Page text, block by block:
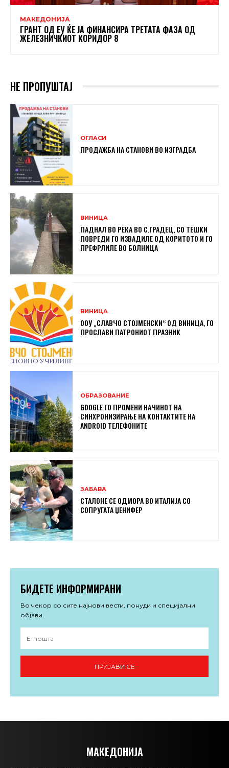
МАКЕДОНИЈА
ГРАНТ ОД ЕУ ЌЕ ЈА ФИНАНСИРА ТРЕТАТА ФАЗА ОД
ЖЕЛЕЗНИЧКИОТ КОРИДОР 8
НЕ ПРОПУШТАЈ
ОГЛАСИ
ПРОДАЖБА НА СТАНОВИ ВО ИЗГРАДБА
ВИНИЦА
ПАДНАЛ ВО РЕКА ВО С.ГРАДЕЦ, СО ТЕШКИ
ПОВРЕДИ ГО ИЗВАДИЛЕ ОД КОРИТОТО И ГО
ПРЕФРЛИЛЕ ВО БОЛНИЦА
ВИНИЦА
ООУ „СЛАВЧО СТОЈМЕНСКИ“ ОД ВИНИЦА, ГО
ПРОСЛАВИ ПАТРОНИОТ ПРАЗНИК
ОБРАЗОВАНИЕ
GOOGLE ГО ПРОМЕНИ НАЧИНОТ НА
СИНХРОНИЗИРАЊЕ НА КОНТАКТИТЕ НА
ANDROID ТЕЛЕФОНИТЕ
ЗАБАВА
СТАЛОНЕ СЕ ОДМОРА ВО ИТАЛИЈА СО
СОПРУГАТА ЏЕНИФЕР
БИДЕТЕ ИНФОРМИРАНИ
Во чекор со сите најнови вести, понуди и специјални
објави.
ПРИЈАВИ СЕ
МАКЕДОНИЈА